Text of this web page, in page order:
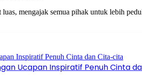
mengajak semua pihak untuk lebih
Ucapan Inspiratif Penuh Cinta